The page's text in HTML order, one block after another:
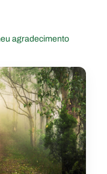
agradecimento